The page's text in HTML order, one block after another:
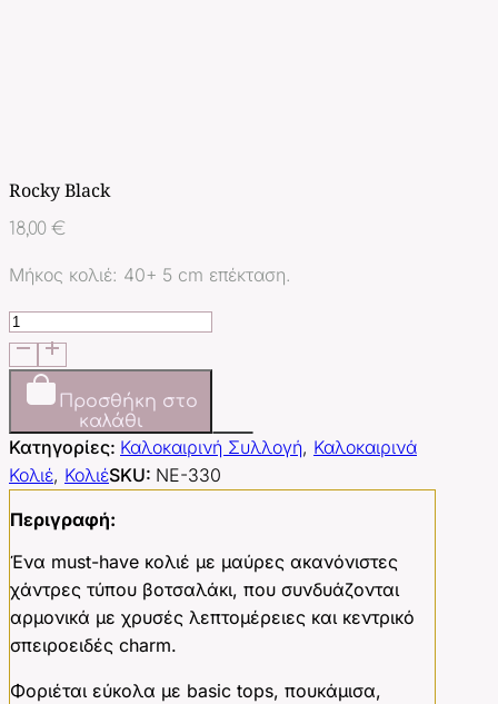
Rocky Black
18,00 €
Μήκος κολιέ: 40+ 5 cm επέκταση.
Rocky
Black
ποσότητα
Προσθήκη στο
καλάθι
Κατηγορίες: Καλοκαιρινή Συλλογή, Καλοκαιρινά
Κολιέ, ΚολιέSKU: NE-330
Περιγραφή:
Ένα must-have κολιέ με μαύρες ακανόνιστες
χάντρες τύπου βοτσαλάκι, που συνδυάζονται
αρμονικά με χρυσές λεπτομέρειες και κεντρικό
σπειροειδές charm.
Φοριέται εύκολα με basic tops, πουκάμισα,